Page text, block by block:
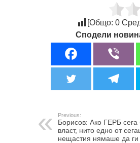
[Общо: 0
Сподели
Previous:
Борисов: Ако ГЕРБ
власт, нито едно от
нещастия нямаше да